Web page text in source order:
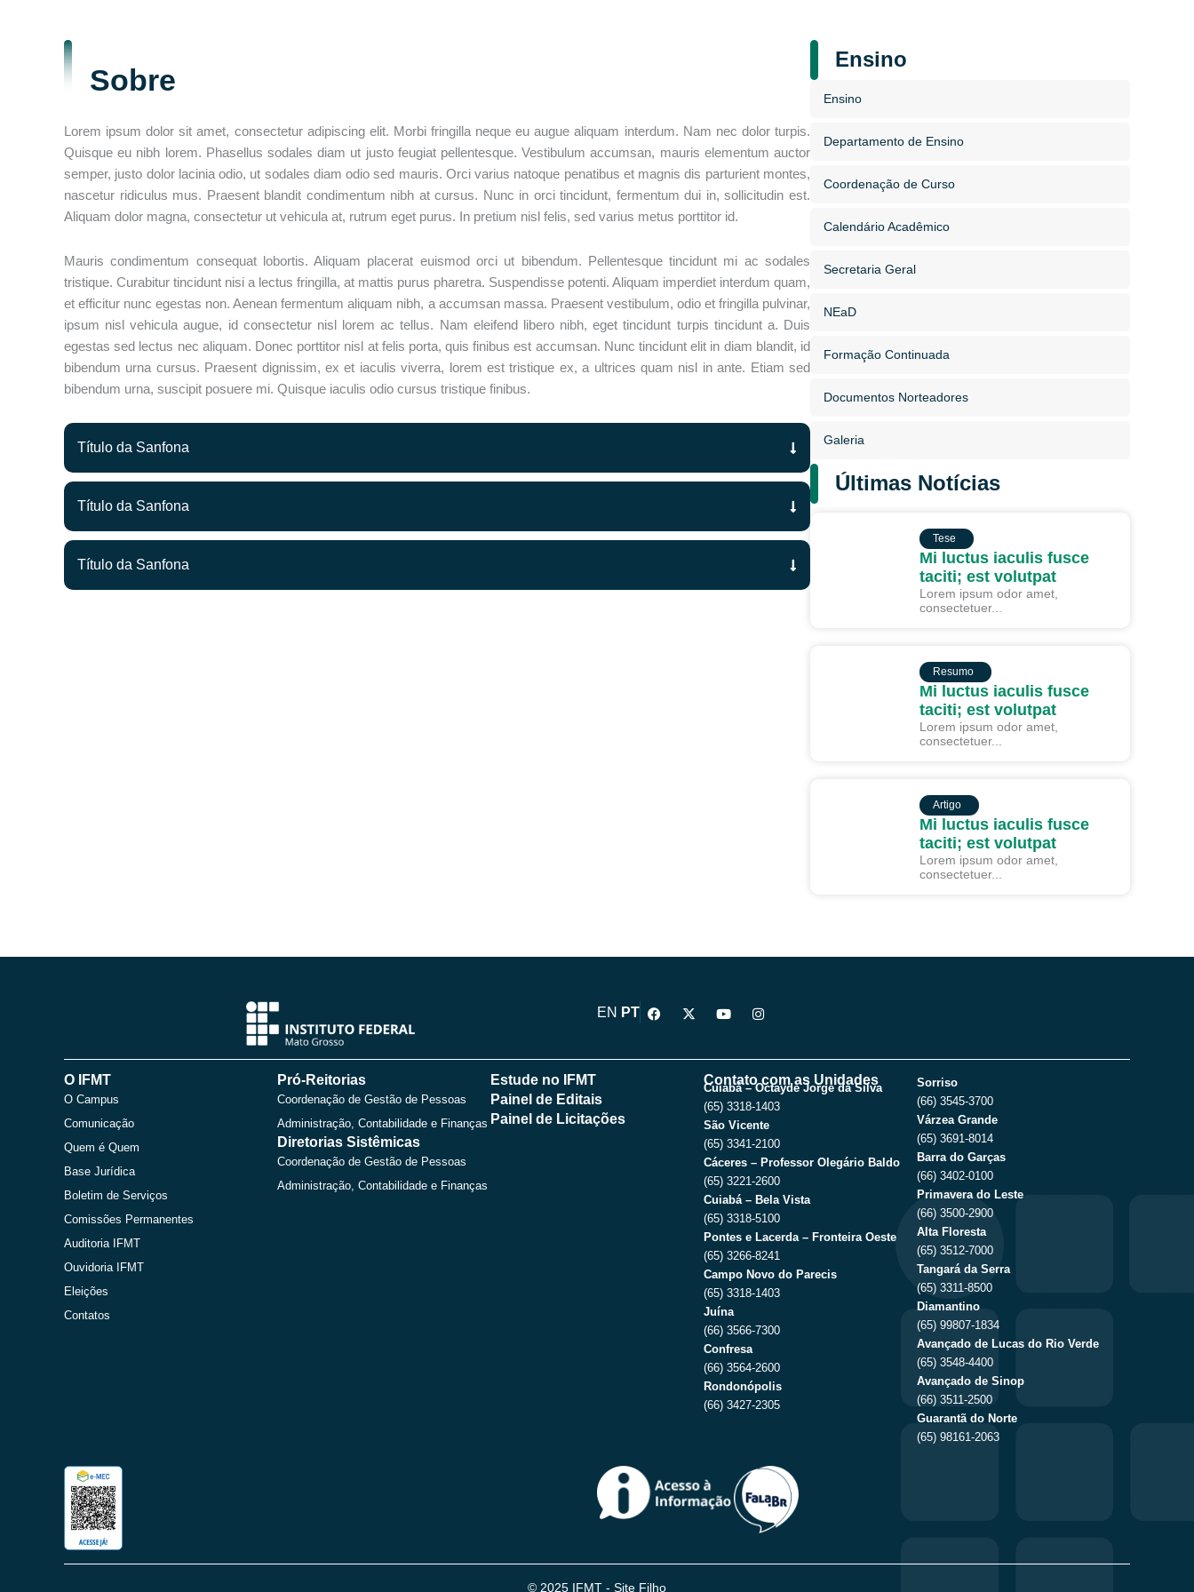
Sobre
Lorem ipsum dolor sit amet, consectetur adipiscing elit. Morbi fringilla neque eu augue aliquam interdum. Nam nec dolor turpis.
Quisque eu nibh lorem. Phasellus sodales diam ut justo feugiat pellentesque. Vestibulum accumsan, mauris elementum auctor
semper, justo dolor lacinia odio, ut sodales diam odio sed mauris. Orci varius natoque penatibus et magnis dis parturient montes,
nascetur ridiculus mus. Praesent blandit condimentum nibh at cursus. Nunc in orci tincidunt, fermentum dui in, sollicitudin est.
Aliquam dolor magna, consectetur ut vehicula at, rutrum eget purus. In pretium nisl felis, sed varius metus porttitor id.
Mauris condimentum consequat lobortis. Aliquam placerat euismod orci ut bibendum. Pellentesque tincidunt mi ac sodales
tristique. Curabitur tincidunt nisi a lectus fringilla, at mattis purus pharetra. Suspendisse potenti. Aliquam imperdiet interdum quam,
et efficitur nunc egestas non. Aenean fermentum aliquam nibh, a accumsan massa. Praesent vestibulum, odio et fringilla pulvinar,
ipsum nisl vehicula augue, id consectetur nisl lorem ac tellus. Nam eleifend libero nibh, eget tincidunt turpis tincidunt a. Duis
egestas sed lectus nec aliquam. Donec porttitor nisl at felis porta, quis finibus est accumsan. Nunc tincidunt elit in diam blandit, id
bibendum urna cursus. Praesent dignissim, ex et iaculis viverra, lorem est tristique ex, a ultrices quam nisl in ante. Etiam sed
bibendum urna, suscipit posuere mi. Quisque iaculis odio cursus tristique finibus.
Título da Sanfona
Título da Sanfona
Título da Sanfona
Ensino
Ensino
Departamento de Ensino
Coordenação de Curso
Calendário Acadêmico
Secretaria Geral
NEaD
Formação Continuada
Documentos Norteadores
Galeria
Últimas Notícias
Tese
Mi luctus iaculis fusce
taciti; est volutpat
Lorem ipsum odor amet,
consectetuer...
Resumo
Mi luctus iaculis fusce
taciti; est volutpat
Lorem ipsum odor amet,
consectetuer...
Artigo
Mi luctus iaculis fusce
taciti; est volutpat
Lorem ipsum odor amet,
consectetuer...
EN PT
F
a
b
X
-
i
Y
o
u
b
e
I
n
a
g
r
a
m
O IFMT
O Campus
Comunicação
Quem é Quem
Base Jurídica
Boletim de Serviços
Comissões Permanentes
Auditoria IFMT
Ouvidoria IFMT
Eleições
Contatos
Pró-Reitorias
Coordenação de Gestão de Pessoas
Administração, Contabilidade e Finanças
Diretorias Sistêmicas
Coordenação de Gestão de Pessoas
Administração, Contabilidade e Finanças
Estude no IFMT
Painel de Editais
Painel de Licitações
Contato com as Unidades
Cuiabá – Octayde Jorge da Silva
(65) 3318-1403
São Vicente
(65) 3341-2100
Cáceres – Professor Olegário Baldo
(65) 3221-2600
Cuiabá – Bela Vista
(65) 3318-5100
Pontes e Lacerda – Fronteira Oeste
(65) 3266-8241
Campo Novo do Parecis
(65) 3318-1403
Juína
(66) 3566-7300
Confresa
(66) 3564-2600
Rondonópolis
(66) 3427-2305
Sorriso
(66) 3545-3700
Várzea Grande
(65) 3691-8014
Barra do Garças
(66) 3402-0100
Primavera do Leste
(66) 3500-2900
Alta Floresta
(65) 3512-7000
Tangará da Serra
(65) 3311-8500
Diamantino
(65) 99807-1834
Avançado de Lucas do Rio Verde
(65) 3548-4400
Avançado de Sinop
(66) 3511-2500
Guarantã do Norte
(65) 98161-2063
© 2025 IFMT - Site Filho